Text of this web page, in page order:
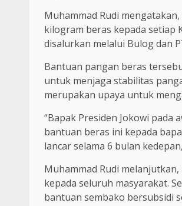
Muhammad Rudi
kilogram beras kepada setiap
disalurkan melalui Bulog dan
Bantuan pangan beras
untuk menjaga stabilitas
merupakan upaya untuk
“Bapak Presiden Jokowi
bantuan beras ini kepada
lancar selama 6 bulan
Muhammad Rudi
kepada seluruh masyarakat.
bantuan sembako bersubsidi